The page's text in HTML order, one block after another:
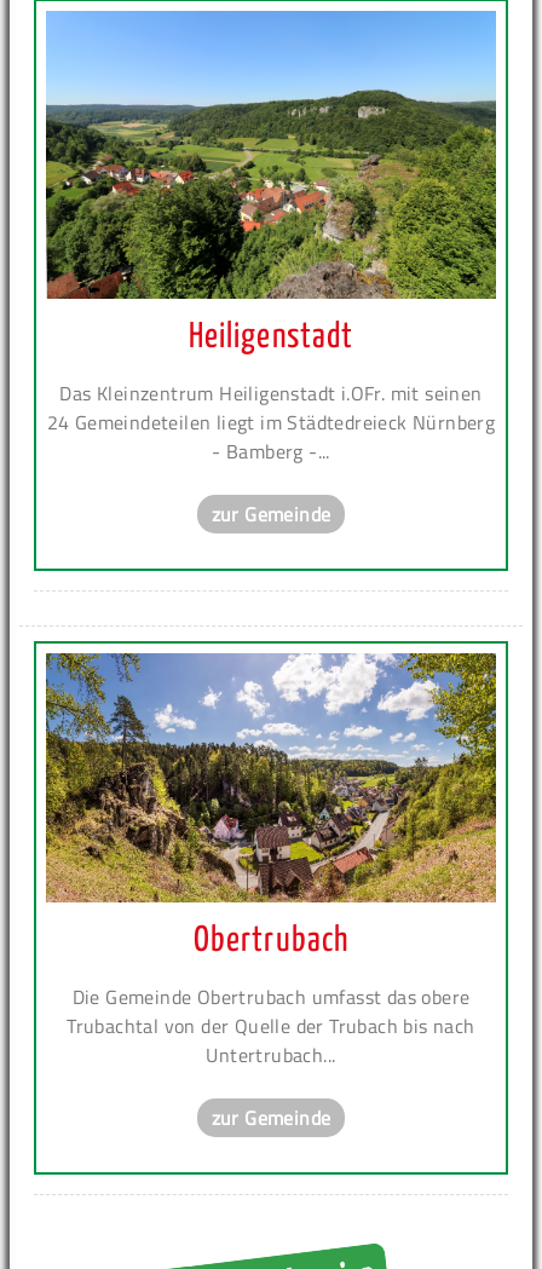
Heiligenstadt
Das Kleinzentrum Heiligenstadt i.OFr. mit seinen
24 Gemeindeteilen liegt im Städtedreieck Nürnberg
- Bamberg -...
zur Gemeinde
Obertrubach
Die Gemeinde Obertrubach umfasst das obere
Trubachtal von der Quelle der Trubach bis nach
Untertrubach...
zur Gemeinde